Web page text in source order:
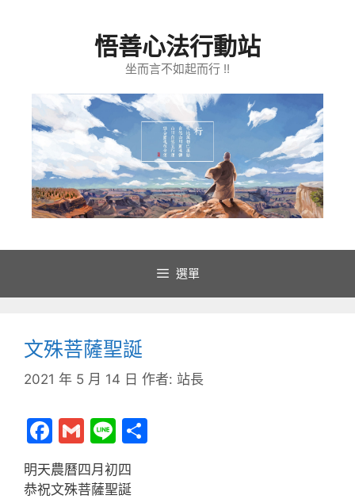
悟善心法行動站
坐而言不如起而行 !!
選單
文殊菩薩聖誕
2021 年 5 月 14 日 作者: 站長
F
a
c
G
m
ai
Li
n
e
明天農曆四月初四
恭祝文殊菩薩聖誕